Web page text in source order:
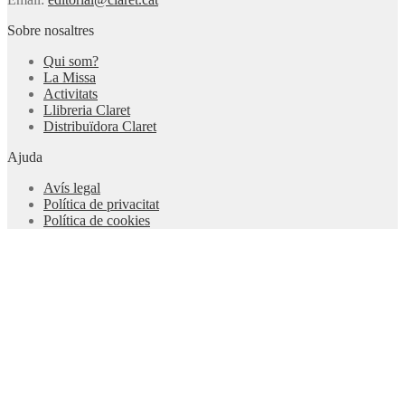
Sobre nosaltres
Qui som?
La Missa
Activitats
Llibreria Claret
Distribuïdora Claret
Ajuda
Avís legal
Política de privacitat
Política de cookies